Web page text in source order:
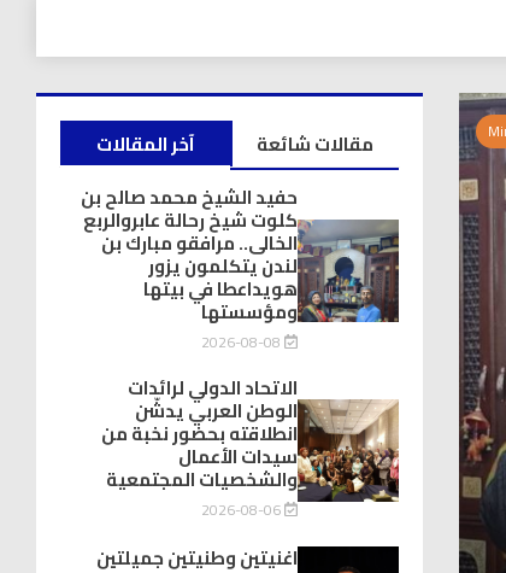
آخر المقالات
مقالات شائعة
حفيد الشيخ محمد صالح بن
كلوت شيخ رحالة عابروالربع
الخالى.. مرافقو مبارك بن
لندن يتكلمون يزور
هويداعطا في بيتها
ومؤسستها
2026-08-08
الاتحاد الدولي لرائدات
الوطن العربي يدشّن
انطلاقته بحضور نخبة من
سيدات الأعمال
والشخصيات المجتمعية
2026-08-06
اغنيتين وطنيتين جميلتين